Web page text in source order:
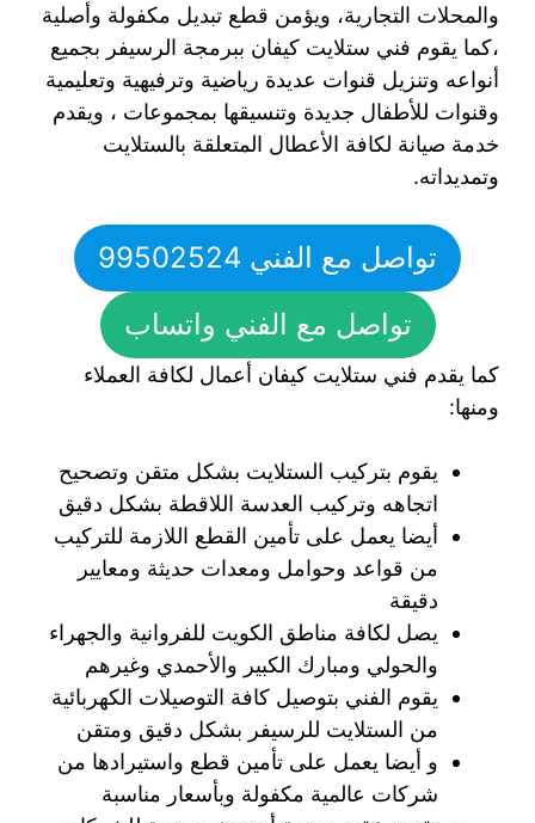
والمحلات التجارية، ويؤمن قطع تبديل مكفولة وأصلية
،كما يقوم فني ستلايت كيفان ببرمجة الرسيفر بجميع
أنواعه وتنزيل قنوات عديدة رياضية وترفيهية وتعليمية
وقنوات للأطفال جديدة وتنسيقها بمجموعات ، ويقدم
خدمة صيانة لكافة الأعطال المتعلقة بالستلايت
وتمديداته.
تواصل مع الفني 99502524
تواصل مع الفني واتساب
كما يقدم فني ستلايت كيفان أعمال لكافة العملاء
ومنها:
يقوم بتركيب الستلايت بشكل متقن وتصحيح
اتجاهه وتركيب العدسة اللاقطة بشكل دقيق
أيضا يعمل على تأمين القطع اللازمة للتركيب
من قواعد وحوامل ومعدات حديثة ومعايير
دقيقة
يصل لكافة مناطق الكويت للفروانية والجهراء
والحولي ومبارك الكبير والأحمدي وغيرهم
يقوم الفني بتوصيل كافة التوصيلات الكهربائية
من الستلايت للرسيفر بشكل دقيق ومتقن
و أيضا يعمل على تأمين قطع واستيرادها من
شركات عالمية مكفولة وبأسعار مناسبة